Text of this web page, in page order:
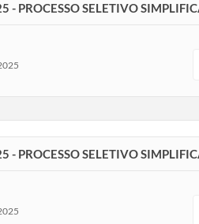
- PROCESSO SELETIVO
- PROCESSO SELETIVO